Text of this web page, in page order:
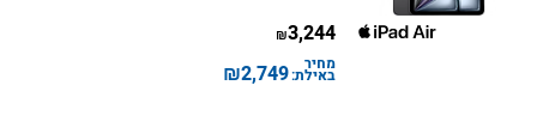
3,244
₪
מחיר
באילת:2,749
₪